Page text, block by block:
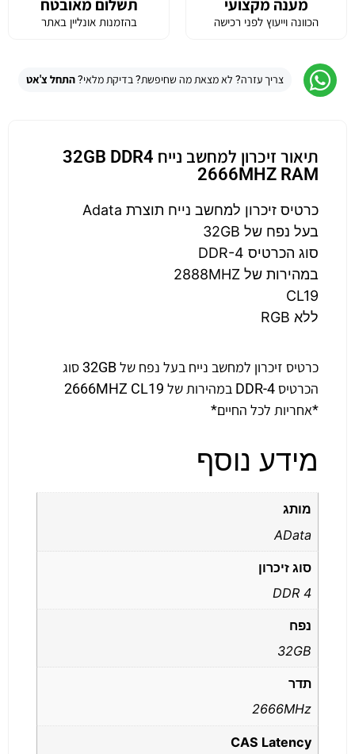
מענה מקצועי
הכוונה וייעוץ לפני רכישה
תשלום מאובטח
בהזמנות אונליין באתר
צריך עזרה? לא מצאת מה שחיפשת? בדיקת מלאי?התחל צ'אט
תיאור זיכרון למחשב נייח 32GB DDR4
2666MHZ RAM
כרטיס זיכרון למחשב נייח תוצרת Adata
בעל נפח של 32GB
סוג הכרטיס DDR-4
במהירות של 2888MHZ
CL19
ללא RGB
כרטיס זיכרון למחשב נייח בעל נפח של 32GB סוג
הכרטיס DDR-4 במהירות של 2666MHZ CL19
*אחריות לכל החיים*
מידע נוסף
מותג
AData
סוג זיכרון
DDR 4
נפח
32GB
תדר
2666MHz
CAS Latency